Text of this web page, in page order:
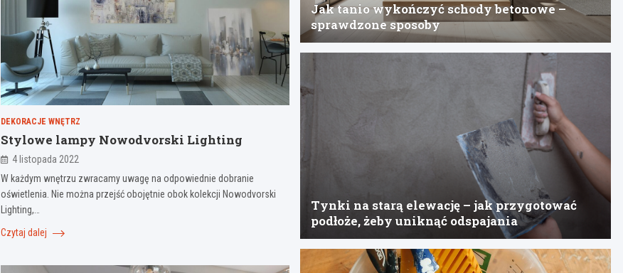
DEKORACJE WNĘTRZ
Stylowe lampy Nowodvorski Lighting
4 listopada 2022
W każdym wnętrzu zwracamy uwagę na odpowiednie dobranie
oświetlenia. Nie można przejść obojętnie obok kolekcji Nowodvorski
Lighting,…
Czytaj dalej
Jak tanio wykończyć schody betonowe –
sprawdzone sposoby
Tynki na starą elewację – jak przygotować
podłoże, żeby uniknąć odspajania